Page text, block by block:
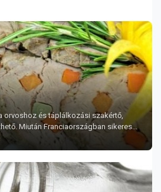
orvoshoz és táplálkozási szakértő,
Miután Franciaországban sikeres